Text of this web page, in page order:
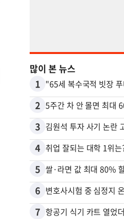
많이 본 뉴스
1
2 5주간 차 안 몰면 최대
3 김원석 투자 사기 논란
4 취업 잘되는 대학 1위
5
6
7